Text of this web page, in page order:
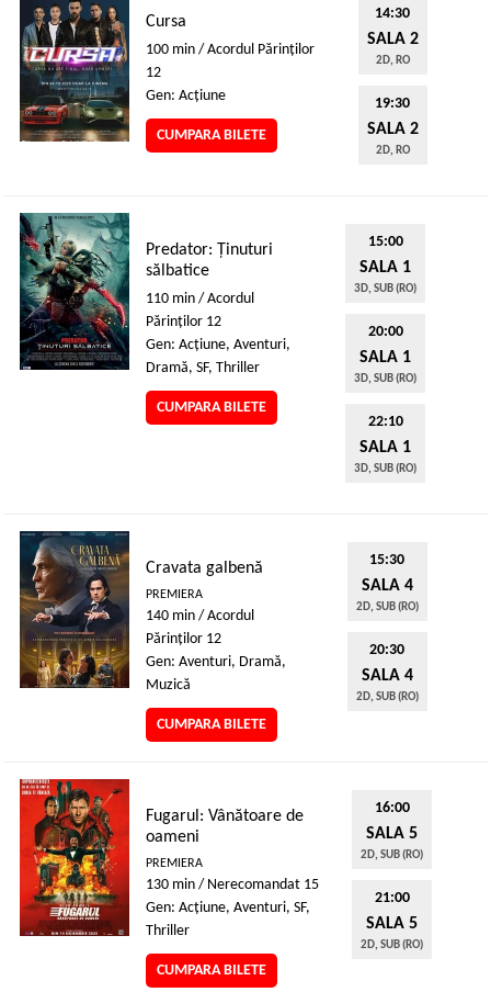
Cursa
100 min / Acordul Părinţilor
12
Gen: Acţiune
CUMPARA BILETE
14:30
SALA 2
2D, RO
19:30
SALA 2
2D, RO
Predator: Ținuturi
sălbatice
110 min / Acordul
Părinţilor 12
Gen: Acţiune, Aventuri,
Dramă, SF, Thriller
CUMPARA BILETE
15:00
SALA 1
3D, SUB (RO)
20:00
SALA 1
3D, SUB (RO)
22:10
SALA 1
3D, SUB (RO)
Cravata galbenă
PREMIERA
140 min / Acordul
Părinţilor 12
Gen: Aventuri, Dramă,
Muzică
CUMPARA BILETE
15:30
SALA 4
2D, SUB (RO)
20:30
SALA 4
2D, SUB (RO)
Fugarul: Vânătoare de
oameni
PREMIERA
130 min / Nerecomandat 15
Gen: Acţiune, Aventuri, SF,
Thriller
CUMPARA BILETE
16:00
SALA 5
2D, SUB (RO)
21:00
SALA 5
2D, SUB (RO)